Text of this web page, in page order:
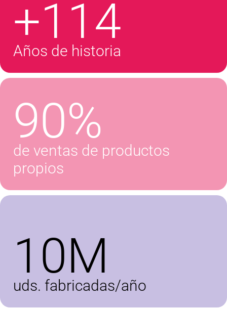
+114
Años de historia
90%
de ventas de productos
propios
10M
uds. fabricadas/año